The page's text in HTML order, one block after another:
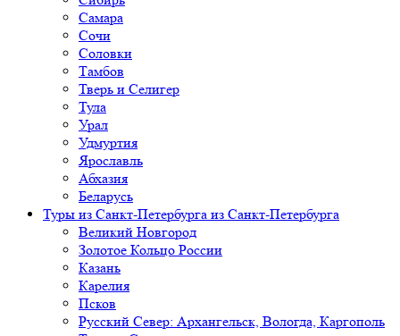
Самара
Сочи
Соловки
Тамбов
Тверь и Селигер
Тула
Урал
Удмуртия
Ярославль
Абхазия
Беларусь
Туры из Санкт-Петербурга из Санкт-Петербурга
Великий Новгород
Золотое Кольцо России
Казань
Карелия
Псков
Русский Север: Архангельск, Вологда, Каргополь